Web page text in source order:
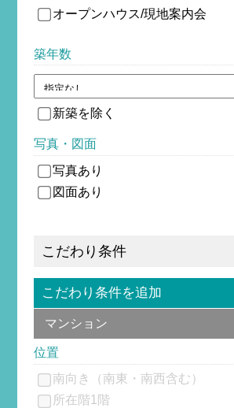
オープンハウス/現地案内会
築年数
新築を除 く
写真・図面
写真あり
図面あり
こだわり条件
こだわり条件を追加
マンション
位置
南向き（南東・南西含む）
所在階1階